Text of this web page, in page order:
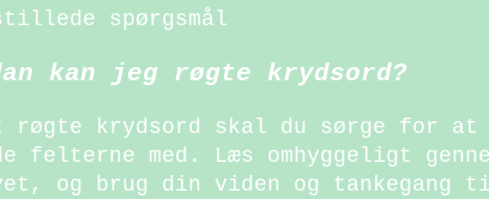
spørgsmål
kan jeg røgte krydsord?
røgte krydsord skal du sørge for
felterne med. Læs omhyggeligt
og brug din viden og